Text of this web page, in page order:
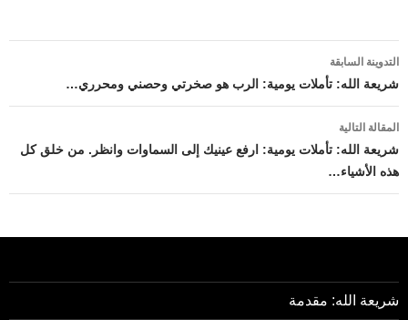
تصفّح
المقالات
التدوينة السابقة
شريعة الله: تأملات يومية: الرب هو صخرتي وحصني ومحرري…
المقالة التالية
شريعة الله: تأملات يومية: ارفع عينيك إلى السماوات وانظر. من خلق كل
هذه الأشياء…
شريعة الله: مقدمة